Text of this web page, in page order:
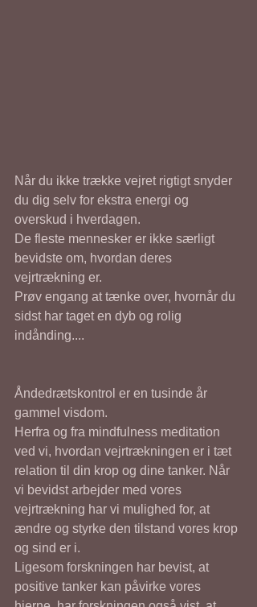
Når du ikke trække vejret rigtigt snyder
du dig selv for ekstra energi og
overskud i hverdagen.
De fleste mennesker er ikke særligt
bevidste om, hvordan deres
vejrtrækning er.
Prøv engang at tænke over, hvornår du
sidst har taget en dyb og rolig
indånding....
Åndedrætskontrol er en tusinde år
gammel visdom.
Herfra og fra mindfulness meditation
ved vi, hvordan vejrtrækningen er i tæt
relation til din krop og dine tanker. Når
vi bevidst arbejder med vores
vejrtrækning har vi mulighed for, at
ændre og styrke den tilstand vores krop
og sind er i.
Ligesom forskningen har bevist, at
positive tanker kan påvirke vores